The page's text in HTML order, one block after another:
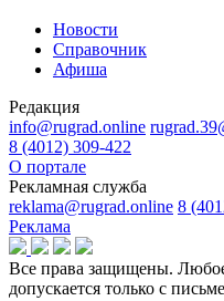
Новости
Справочник
Афиша
Редакция
info@rugrad.online
8 (4012) 309-422
О портале
Рекламная служба
reklama@rugrad.online 8
Реклама
Все права защищены.
допускается только с